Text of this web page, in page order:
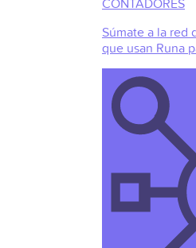
CONTADORES
Súmate a la red
que usan Runa